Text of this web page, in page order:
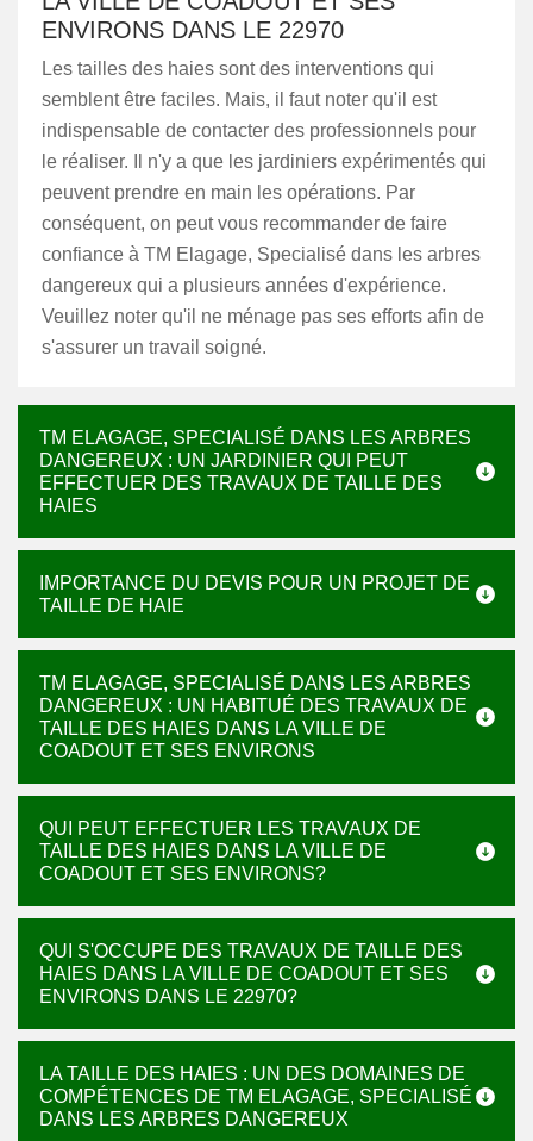
ENVIRONS DANS LE 22970
Les tailles des haies sont des interventions qui
semblent être faciles. Mais, il faut noter qu'il est
indispensable de contacter des professionnels pour
le réaliser. Il n'y a que les jardiniers expérimentés qui
peuvent prendre en main les opérations. Par
conséquent, on peut vous recommander de faire
confiance à TM Elagage, Specialisé dans les arbres
dangereux qui a plusieurs années d'expérience.
Veuillez noter qu'il ne ménage pas ses efforts afin de
s'assurer un travail soigné.
TM ELAGAGE, SPECIALISÉ DANS LES ARBRES
DANGEREUX : UN JARDINIER QUI PEUT
EFFECTUER DES TRAVAUX DE TAILLE DES
HAIES
IMPORTANCE DU DEVIS POUR UN PROJET DE
TAILLE DE HAIE
TM ELAGAGE, SPECIALISÉ DANS LES ARBRES
DANGEREUX : UN HABITUÉ DES TRAVAUX DE
TAILLE DES HAIES DANS LA VILLE DE
COADOUT ET SES ENVIRONS
QUI PEUT EFFECTUER LES TRAVAUX DE
TAILLE DES HAIES DANS LA VILLE DE
COADOUT ET SES ENVIRONS?
QUI S'OCCUPE DES TRAVAUX DE TAILLE DES
HAIES DANS LA VILLE DE COADOUT ET SES
ENVIRONS DANS LE 22970?
LA TAILLE DES HAIES : UN DES DOMAINES DE
COMPÉTENCES DE TM ELAGAGE, SPECIALISÉ
DANS LES ARBRES DANGEREUX